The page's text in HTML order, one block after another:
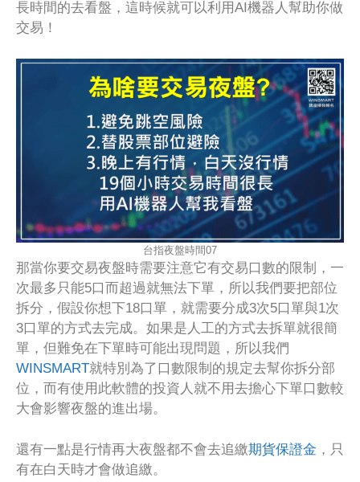
長時間的去看盤，這時候就可以利用AI機器人幫助你做
交易！
台指夜盤時間07
那當你要交易夜盤時需要注意它有交易口數的限制，一
次最多只能5口而超過就無法下單，所以我們要把部位
拆分，假設你想下18口單，就需要分成3次5口單與1次
3口單的方式去完成。如果是人工的方式去拆單就很簡
單，但難免在下單時可能出現問題，所以我們
WINSMART就特別為了口數限制的規定去幫你拆分部
位，而有使用此軟體的投資人就不用去擔心下單口數較
大會影響夜盤的進出場。
還有一點是行情再大夜盤都不會去追繳期貨保證金 ，只
有在白天時才會做追繳。